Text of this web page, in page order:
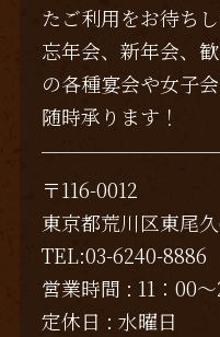
たご利用をお待ち
忘年会、新年会、
の各種宴会や女子
随時承ります！
〒116-0012
東京都荒川区東尾
TEL:03-6240-8886
営業時間 : 11：00
定休日 : 水曜日